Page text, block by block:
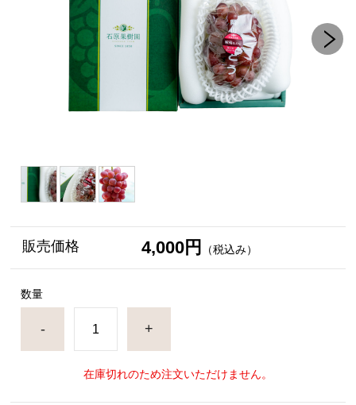
販売価格 4,000円 （税込み）
数量
- +
在庫切れのため注文いただけません。